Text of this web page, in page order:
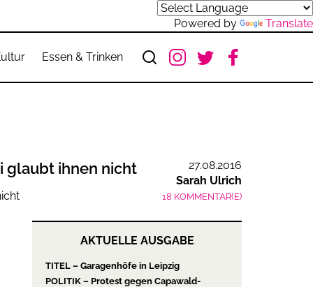
Powered by Translate
Essen & Trinken
glaubt ihnen nicht
27.08.2016
Sarah Ulrich
18 KOMMENTAR(E)
AKTUELLE AUSGABE
TITEL – Garagenhöfe in Leipzig
POLITIK – Protest gegen Capawald-